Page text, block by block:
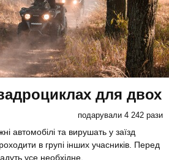
для двох
подарували 4 242 рази
автомобілі та вирушать у заїзд
в групі інших учасників. Перед
усе необхідне.